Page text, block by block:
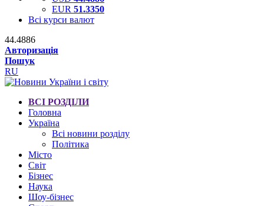
EUR 51.3350
Всі курси валют
44.4886
Авторизація
Пошук
RU
ВСІ РОЗДІЛИ
Головна
Україна
Всі новини розділу
Політика
Місто
Світ
Бізнес
Наука
Шоу-бізнес